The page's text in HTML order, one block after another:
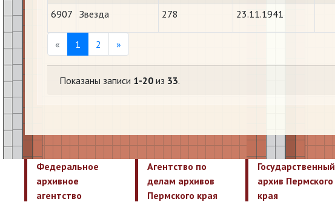
6907 Звезда 278 23.11.1941
« Previous
1 2 »
Показаны записи 1-20 из 33.
Федеральное
архивное
агентство
Агентство по
делам архивов
Пермского края
Государственный
архив Пермского
края